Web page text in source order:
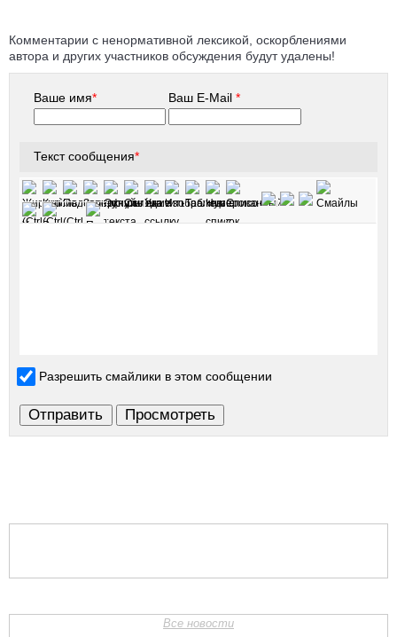
Комментарии с ненормативной лексикой, оскорблениями
автора и других участников обсуждения будут удалены!
Ваше имя* Ваш E-Mail*
Текст сообщения*
Разрешить смайлики в этом сообщении
Все новости